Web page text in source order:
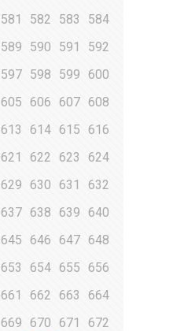
581 582 583
584
589 590 591
592
597 598 599
600
605 606 607 608
613 614 615
616
621 622 623
624
629 630 631
632
637 638 639 640
645 646 647 648
653 654 655 656
661 662 663
664
669 670 671
672